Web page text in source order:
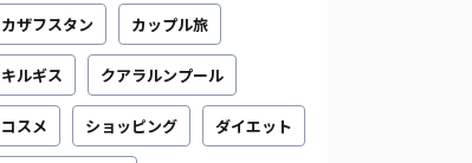
カザフスタン カップル旅
キルギス クアラルンプール
コスメ ショッピング ダイエット